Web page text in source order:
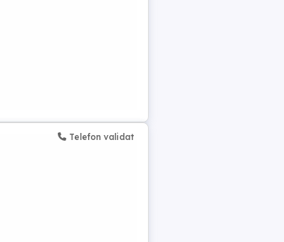
Telefon validat